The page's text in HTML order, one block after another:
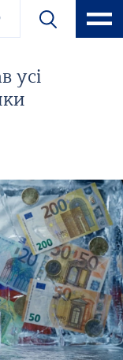
усі